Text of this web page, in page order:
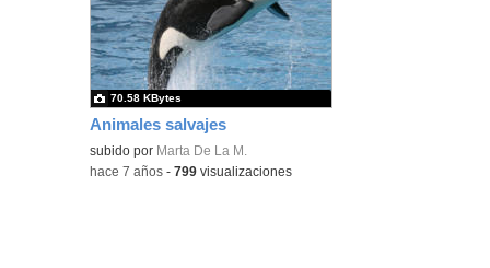
Animales salvajes
subido por Marta De La M.
70.58 KBytes
-hace 7 años -799 visualizaciones